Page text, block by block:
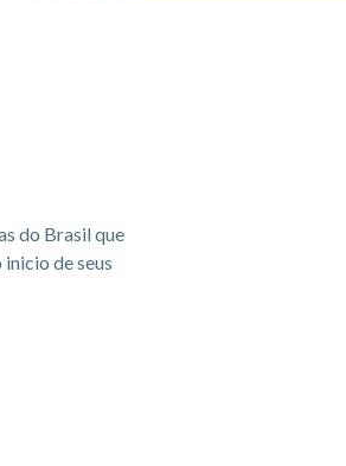
do Brasil que
de seus